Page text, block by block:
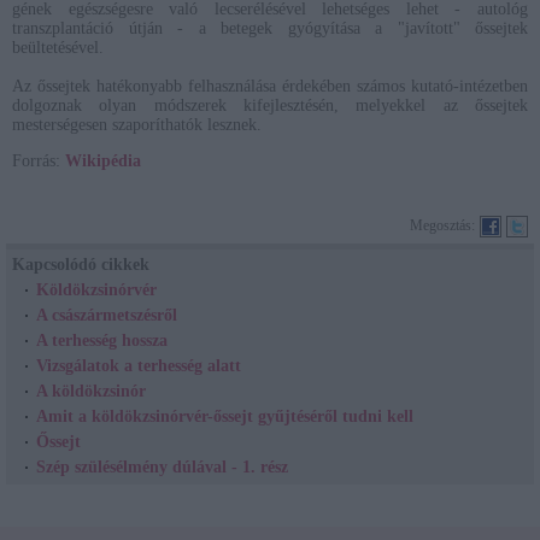
gének egészségesre való lecserélésével lehetséges lehet - autológ
transzplantáció útján - a betegek gyógyítása a "javított" őssejtek
beültetésével.
Az őssejtek hatékonyabb felhasználása érdekében számos kutató-intézetben
dolgoznak olyan módszerek kifejlesztésén, melyekkel az őssejtek
mesterségesen szaporíthatók lesznek.
Forrás: Wikipédia
Megosztás:
Kapcsolódó cikkek
Köldökzsinórvér
A császármetszésről
A terhesség hossza
Vizsgálatok a terhesség alatt
A köldökzsinór
Amit a köldökzsinórvér-őssejt gyűjtéséről tudni kell
Őssejt
Szép szülésélmény dúlával - 1. rész